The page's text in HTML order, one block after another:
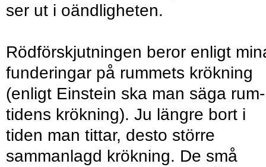
ser ut i oändligheten.
Rödförskjutningen beror enligt
funderingar på rummets krökning
(enligt Einstein ska man säga rum-
tidens krökning). Ju längre bort i
tiden man tittar, desto större
sammanlagd krökning. De små